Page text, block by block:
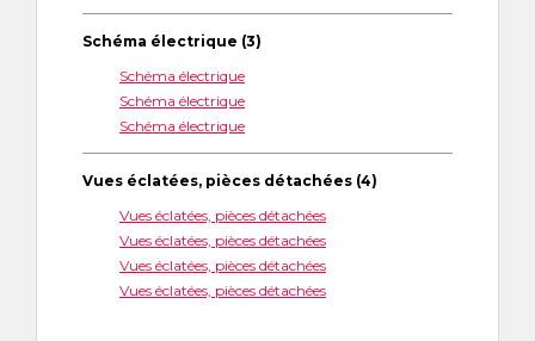
Schéma électrique (3)
Schéma électrique
Schéma électrique
Schéma électrique
Vues éclatées, pièces détachées (4)
Vues éclatées, pièces détachées
Vues éclatées, pièces détachées
Vues éclatées, pièces détachées
Vues éclatées, pièces détachées